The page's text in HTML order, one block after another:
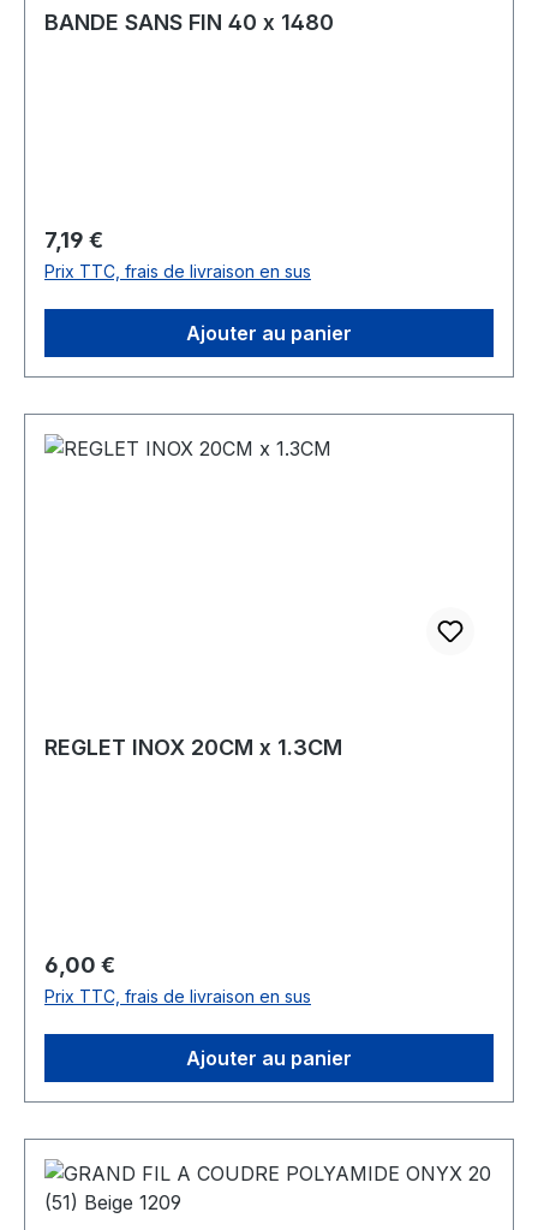
BANDE SANS FIN 40 x 1480
Prix régulier :
7,19 €
Prix TTC, frais de livraison en sus
Ajouter au panier
REGLET INOX 20CM x 1.3CM
Prix régulier :
6,00 €
Prix TTC, frais de livraison en sus
Ajouter au panier